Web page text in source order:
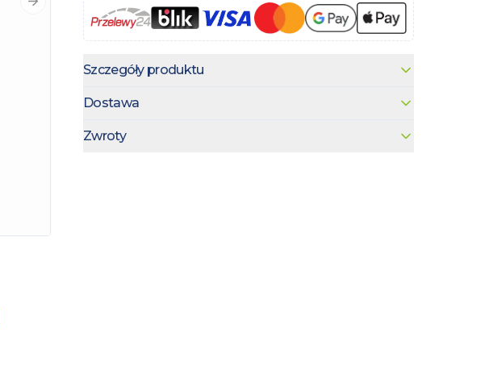
Następny slajd
Szczegóły produktu
Dostawa
Zwroty